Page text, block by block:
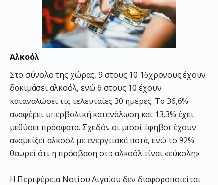
Αλκοόλ
Στο σύνολο της χώρας, 9 στους 10 16χρονους έχουν
δοκιμάσει αλκοόλ, ενώ 6 στους 10 έχουν
καταναλώσει τις τελευταίες 30 ημέρες. Το 36,6%
αναφέρει υπερβολική κατανάλωση και 13,3% έχει
μεθύσει πρόσφατα. Σχεδόν οι μισοί έφηβοι έχουν
αναμείξει αλκοόλ με ενεργειακά ποτά, ενώ το 92%
θεωρεί ότι η πρόσβαση στο αλκοόλ είναι «εύκολη».
Η Περιφέρεια Νοτίου Αιγαίου δεν διαφοροποιείται